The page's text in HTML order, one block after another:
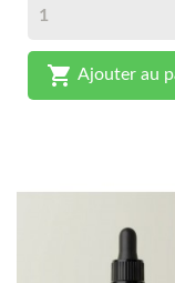
 Ajouter au